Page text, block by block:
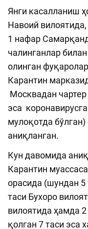
Янги касалланиш
Навоий
1 нафар
чалинганлар
олинган
Карантин
Москвадан
эса
мулоқотда
аниқланган.
Кун давомида
Карантин
орасида (шундан
таси Бухоро
вилоятида ҳамда
қолган 7 таси эса